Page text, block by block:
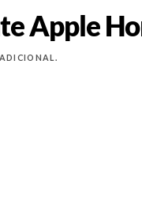
Apple